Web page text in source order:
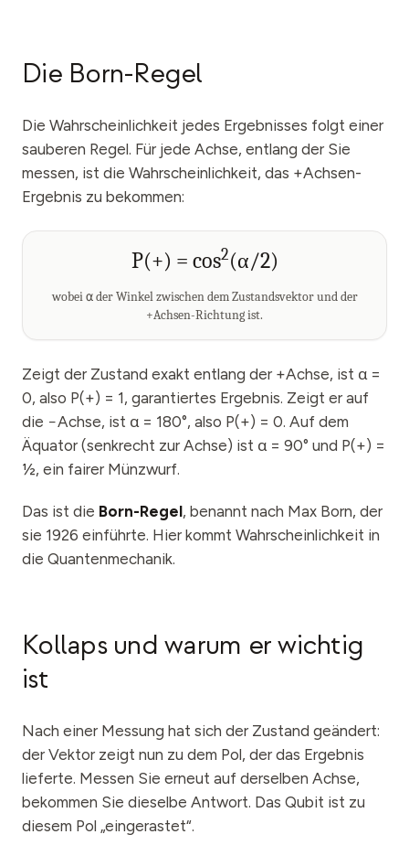
Die Born-Regel
Die Wahrscheinlichkeit jedes Ergebnisses folgt einer
sauberen Regel. Für jede Achse, entlang der Sie
messen, ist die Wahrscheinlichkeit, das +Achsen-
Ergebnis zu bekommen:
P(+) = cos2(α/2)
wobeiαder Winkel zwischen dem Zustandsvektor und der
+Achsen-Richtung ist.
Zeigt der Zustand exakt entlang der +Achse, ist α =
0, also P(+) = 1, garantiertes Ergebnis. Zeigt er auf
die −Achse, ist α = 180°, also P(+) = 0. Auf dem
Äquator (senkrecht zur Achse) ist α = 90° und P(+) =
½, ein fairer Münzwurf.
Das ist die Born-Regel, benannt nach Max Born, der
sie 1926 einführte. Hier kommt Wahrscheinlichkeit in
die Quantenmechanik.
Kollaps und warum er wichtig
ist
Nach einer Messung hat sich der Zustand geändert:
der Vektor zeigt nun zu dem Pol, der das Ergebnis
lieferte. Messen Sie erneut auf derselben Achse,
bekommen Sie dieselbe Antwort. Das Qubit ist zu
diesem Pol „eingerastet“.